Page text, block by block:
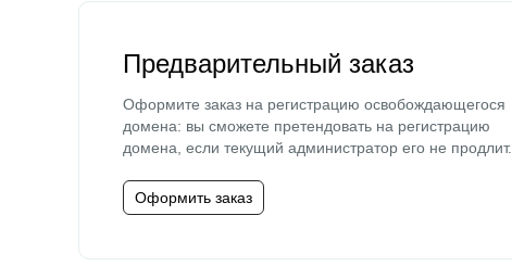
Предварительный заказ
Оформите заказ на регистрацию освобождающегося
домена: вы сможете претендовать на регистрацию
домена, если текущий администратор его не продлит.
Оформить заказ